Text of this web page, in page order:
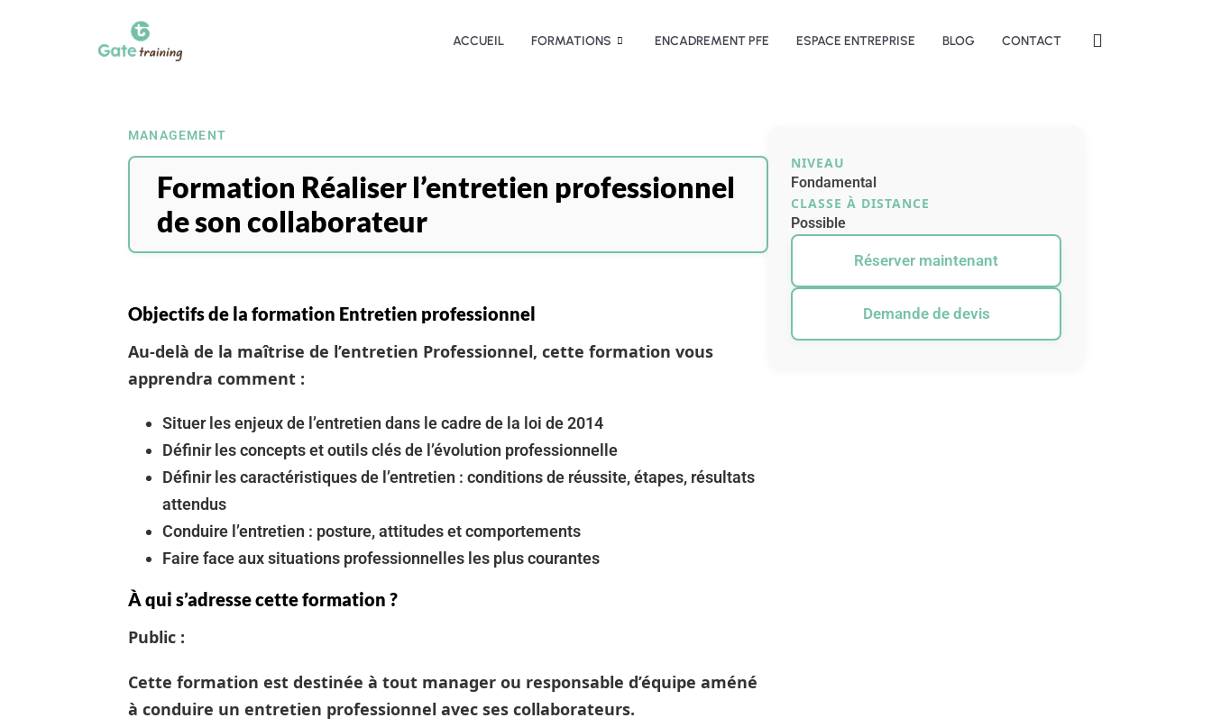
ACCUEIL FORMATIONS ENCADREMENT PFE ESPACE ENTREPRISE BLOG CONTACT
MANAGEMENT
Formation Réaliser l’entretien professionnel
de son collaborateur
Objectifs de la formation Entretien professionnel
Au-delà de la maîtrise de l’entretien Professionnel, cette formation vous
apprendra comment :
Situer les enjeux de l’entretien dans le cadre de la loi de 2014
Définir les concepts et outils clés de l’évolution professionnelle
Définir les caractéristiques de l’entretien : conditions de réussite, étapes, résultats
attendus
Conduire l’entretien : posture, attitudes et comportements
Faire face aux situations professionnelles les plus courantes
À qui s’adresse cette formation ?
Public :
Cette formation est destinée à tout manager ou responsable d’équipe améné
à conduire un entretien professionnel avec ses collaborateurs.
NIVEAU
Fondamental
CLASSE À DISTANCE
Possible
Réserver maintenant
Demande de devis